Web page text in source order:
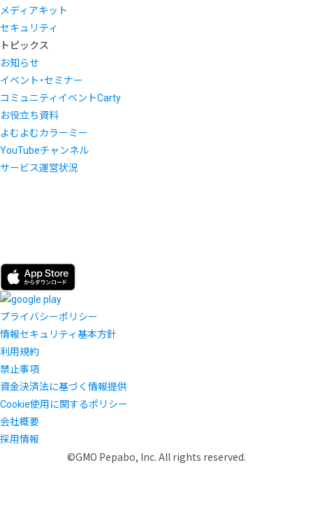
メディアキット
セキュリティ
トピックス
お知らせ
イベント・セミナー
コミュニティイベントCarty
お役立ち資料
よむよむカラーミー
YouTubeチャンネル
サービス運営状況
プライバシーポリシー
情報セキュリティ基本方針
利用規約
禁止事項
資金決済法に基づく情報提供
Cookie使用に関するポリシー
会社概要
採用情報
©GMO Pepabo, Inc. All rights reserved.